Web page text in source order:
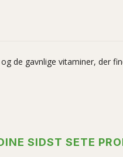
de gavnlige vitaminer, der
SIDST SETE